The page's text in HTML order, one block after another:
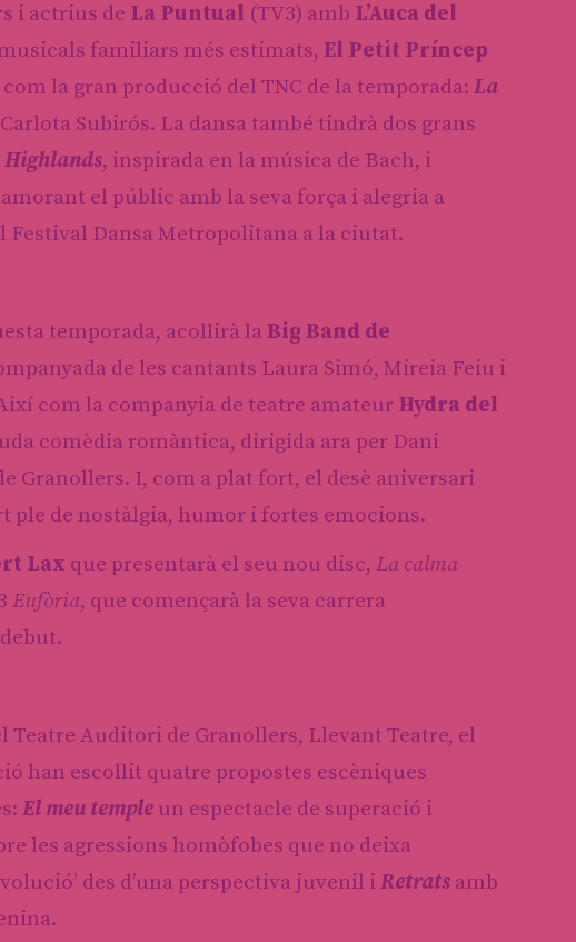
i actrius de La Puntual (TV3) amb L’Auca del
familiars més estimats, El Petit Príncep
la gran producció del TNC de la temporada: La
Subirós. La dansa també tindrà dos grans
Highlands, inspirada en la música de Bach, i
el públic amb la seva força i alegria a
Festival Dansa Metropolitana a la ciutat.
temporada, acollirà la Big Band de
de les cantants Laura Simó, Mireia Feiu i
com la companyia de teatre amateur Hydra del
comèdia romàntica, dirigida ara per Dani
Granollers. I, com a plat fort, el desè aniversari
ple de nostàlgia, humor i fortes emocions.
Lax que presentarà el seu nou disc, La calma
Eufòria, que començarà la seva carrera
Teatre Auditori de Granollers, Llevant Teatre, el
han escollit quatre propostes escèniques
El meu temple un espectacle de superació i
les agressions homòfobes que no deixa
des d’una perspectiva juvenil iRetrats amb